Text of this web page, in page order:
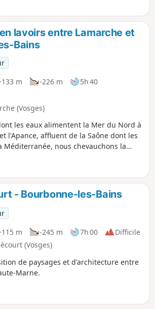
Méditérranée sur
Il s'agit
de Saint-
par les pèlerins
livre de géographie
et les cinq
dont : - le Parc
- les vignobles de
et
lavoirs entre Lamarche et
Bains
m -226 m
5h 40
(Vosges)
les eaux alimentent la Mer du Nord à
l'Apance, affluent de la Saône dont les
Méditerranée, nous chevauchons la
d'une hêtraie, nous découvrons
pour terminer devant les thermes de
- Bourbonne-les-Bains
m -245 m 7h 00
Difficile
(Vosges)
de paysages et d'architecture entre
Marne.